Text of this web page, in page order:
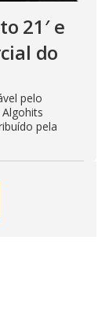
21′ e
do
pelo
pela